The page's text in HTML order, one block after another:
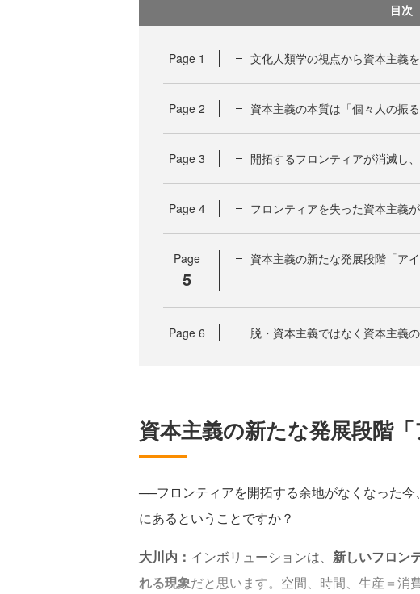
目次
Page 1 文化人類学の視点から資本主義
Page 2 資本主義の本質は「個々人の振
Page 3 開拓するフロンティアが消滅し
Page 4 フロンティアを失った資本主義
Page
5
資本主義の新たな発展段階「ア
Page 6 脱・資本主義ではなく資本主義
資本主義の新たな発展段階
──フロンティアを開拓する余地がなくなった
にあるということですか？
大川内： インボリューションは、 新しいフロン
れる現象だと思います。空間、時間、生産＝消